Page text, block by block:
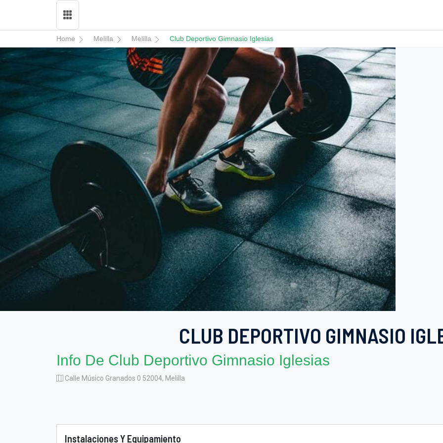
Home Melilla Melilla Club Deportivo Gimnasio Iglesias
CLUB DEPORTIVO GIMNASIO
Info De Club Deportivo Gimnasio Iglesias
Calle Músico Granados 0 52004, Melilla
Instalaciones Y Equipamiento